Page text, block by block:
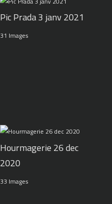
Pic Prada 3 janv 2021
31 Images
Hourmagerie 26 dec
2020
33 Images